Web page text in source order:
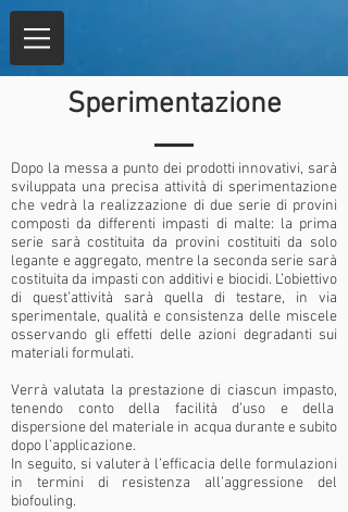
Sperimentazione
Dopo la messa a punto dei prodotti innovativi, sarà
sviluppata una precisa attività di sperimentazione
che vedrà la realizzazione di due serie di provini
composti da differenti impasti di malte: la prima
serie sarà costituita da provini costituiti da solo
legante e aggregato, mentre la seconda serie sarà
costituita da impasti con additivi e biocidi. L’obiettivo
di quest’attività sarà quella di testare, in via
sperimentale, qualità e consistenza delle miscele
osservando gli effetti delle azioni degradanti sui
materiali formulati.
Verrà valutata la prestazione di ciascun impasto,
tenendo conto della facilità d’uso e della
dispersione del materiale in acqua durante e subito
dopo l’applicazione.
In seguito, si valuterà l’efficacia delle formulazioni
in termini di resistenza all’aggressione del
biofouling.